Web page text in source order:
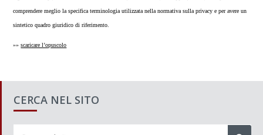
comprendere meglio la specifica terminologia utilizzata nella normativa sulla privacy e per avere un
sintetico quadro giuridico di riferimento.
»»scaricare l’opuscolo
CERCA NEL SITO